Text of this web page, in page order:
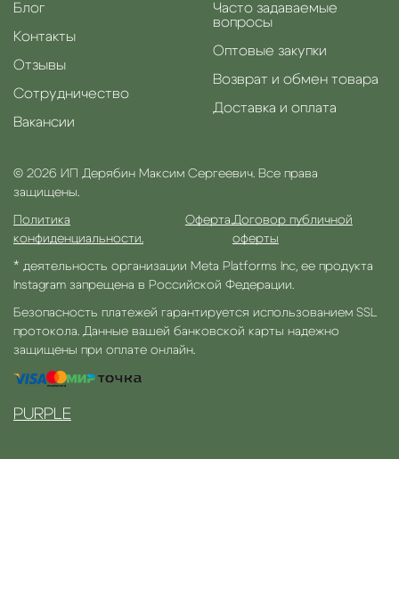
Блог
Контакты
Отзывы
Сотрудничество
Вакансии
Часто задаваемые
вопросы
Оптовые закупки
Возврат и обмен товара
Доставка и оплата
© 2026 ИП Дерябин Максим Сергеевич. Все права
защищены.
Политика
конфиденциальности.
Оферта.Договор публичной
оферты
* деятельность организации Meta Platforms Inc, ее продукта
Instagram запрещена в Российской Федерации.
Безопасность платежей гарантируется использованием SSL
протокола. Данные вашей банковской карты надежно
защищены при оплате онлайн.
PURPLE